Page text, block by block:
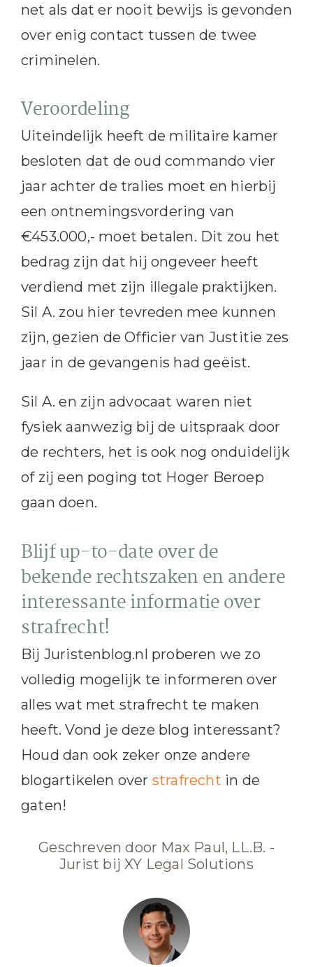
net als dat er nooit bewijs is gevonden
over enig contact tussen de twee
criminelen.
Veroordeling
Uiteindelijk heeft de militaire kamer
besloten dat de oud commando vier
jaar achter de tralies moet en hierbij
een ontnemingsvordering van
€453.000,- moet betalen. Dit zou het
bedrag zijn dat hij ongeveer heeft
verdiend met zijn illegale praktijken.
Sil A. zou hier tevreden mee kunnen
zijn, gezien de Officier van Justitie zes
jaar in de gevangenis had geëist.
Sil A. en zijn advocaat waren niet
fysiek aanwezig bij de uitspraak door
de rechters, het is ook nog onduidelijk
of zij een poging tot Hoger Beroep
gaan doen.
Blijf up-to-date over de
bekende rechtszaken en andere
interessante informatie over
strafrecht!
Bij Juristenblog.nl proberen we zo
volledig mogelijk te informeren over
alles wat met strafrecht te maken
heeft. Vond je deze blog interessant?
Houd dan ook zeker onze andere
blogartikelen over strafrecht in de
gaten!
Geschreven door Max Paul, LL.B. -
Jurist bij XY Legal Solutions